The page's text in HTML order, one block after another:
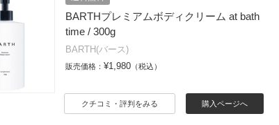
BARTHプレミアムボディクリーム at bath
time / 300g
BARTH(バース)
販売価格： ¥1,980 （税込）
購入ページへ
クチコミ・評判をみる